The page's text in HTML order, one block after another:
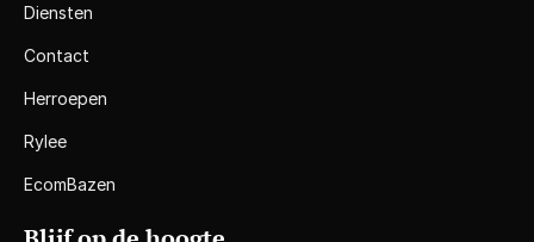
Diensten
Contact
Rylee
EcomBazen
Herroepen